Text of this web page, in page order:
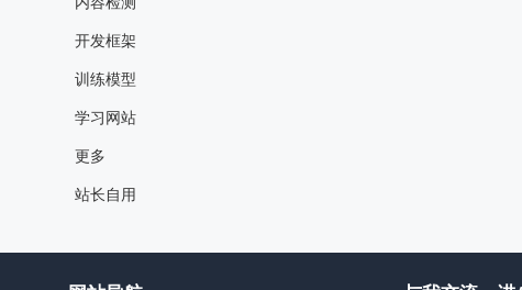
开发框架
训练模型
学习网站
更多
站长自用